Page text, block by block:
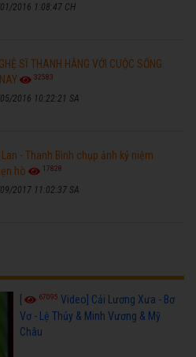
2016 1:08:47 CH
SĨ THANH HẰNG VỚI CUỘC SỐNG
32583
2016 10:22:21 SA
- Thanh Bình chụp ảnh kỷ niệm
hò
17828
2017 11:02:37 SA
[ 67095 Video] Cải Lương Xưa - Bơ
Vơ - Lệ Thủy & Minh Vương & Mỹ
Châu